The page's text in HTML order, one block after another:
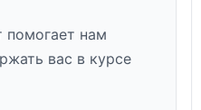
нам
вас в курсе